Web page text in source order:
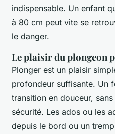
indispensable. Un enfant
à 80 cm peut vite se
le danger.
Le plaisir du plongeon
Plonger est un plaisir
profondeur suffisante. Un
transition en douceur,
sécurité. Les ados ou les
depuis le bord ou un